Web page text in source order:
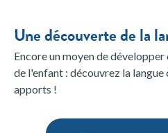
Une découverte de la
Encore un moyen de
de l'enfant : découvrez la langue
apports !